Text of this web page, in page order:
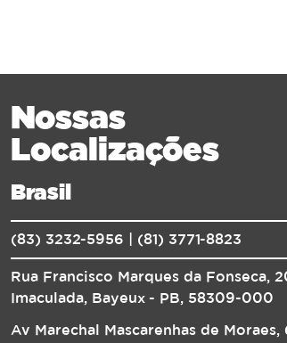
Nossas
Localizações
Brasil
(83) 3232-5956 | (81) 3771-8823
Rua Francisco Marques da Fonseca,
Imaculada, Bayeux - PB, 58309-000
Av Marechal Mascarenhas de Moraes,